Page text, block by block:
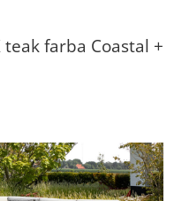
teak farba Coastal +